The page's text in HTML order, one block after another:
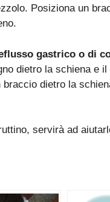
Posiziona un
gastrico o di
dietro la schiena e
dietro la
servirà ad